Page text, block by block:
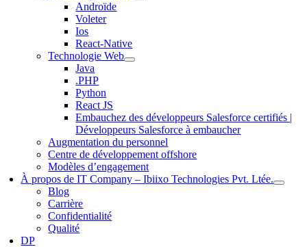
Androïde
Voleter
Ios
React-Native
Technologie Web
Java
.PHP
Python
React JS
Embauchez des développeurs Salesforce certifiés |
Développeurs Salesforce à embaucher
Augmentation du personnel
Centre de développement offshore
Modèles d’engagement
À propos de IT Company – Ibiixo Technologies Pvt. Ltée.
Blog
Carrière
Confidentialité
Qualité
DP